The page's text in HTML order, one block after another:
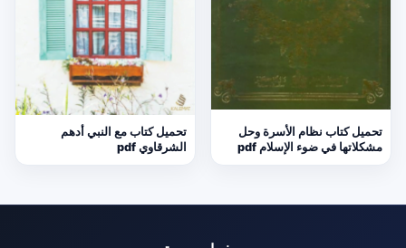
تحميل كتاب نظام الأسرة وحل
مشكلاتها في ضوء الإسلام pdf
تحميل كتاب مع النبي أدهم
الشرقاوي pdf